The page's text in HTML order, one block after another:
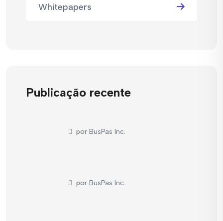
Whitepapers
Publicação recente
por BusPas Inc.
por BusPas Inc.